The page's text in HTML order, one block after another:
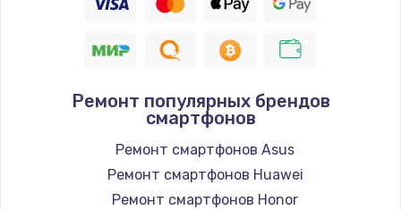
880 руб.
Ремонт кнопки питания
550 руб.
Заказать
Ремонт популярных брендов
смартфонов
Ремонт смартфонов Asus
Ремонт смартфонов Huawei
Ремонт смартфонов Honor